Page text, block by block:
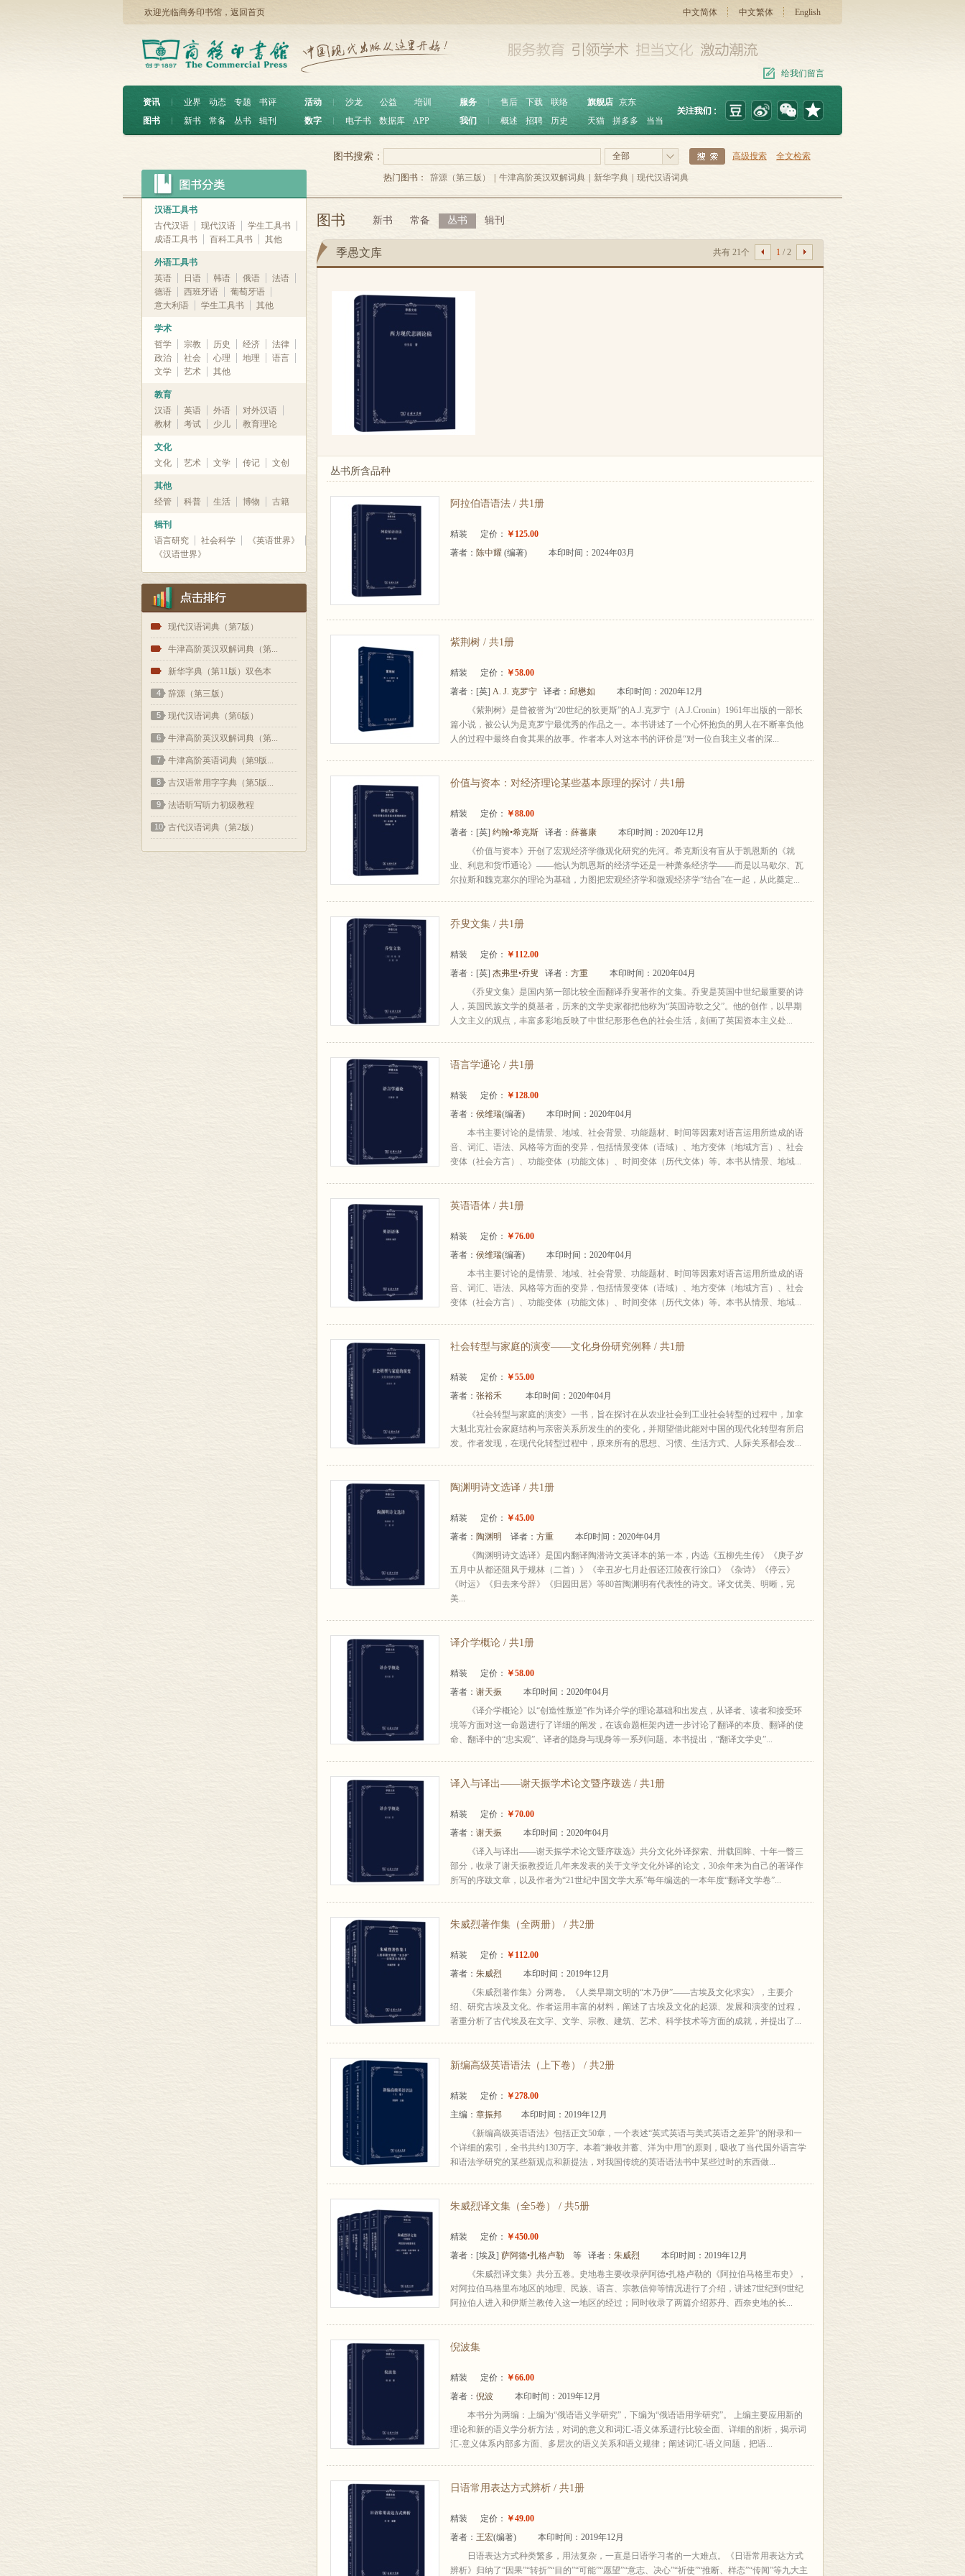
欢迎光临商务印书馆， 返回首页 中文简体 中文繁体 English
给我们留言
资讯 ︱ 业界 动态 专题
书评
图书
︱ 新书 常备 丛书 辑刊
活动 沙龙 公益
培训
数字
电子书 数据库 APP
服务 ︱ 售后 下载
联络
我们
概述 招聘 历史
旗舰店 京东
天猫
拼多多 当当
汉语工具书
古代汉语
现代汉语
学生工具书
成语工具书
百科工具书 其他
外语工具书
英语
日语 韩语 俄语
法语
德语
西班牙语
葡萄牙语
意大利语
学生工具书 其他
学术
哲学
宗教 历史 经济
法律
政治
社会 心理 地理
语言
文学
艺术 其他
教育
汉语
英语 外语
对外汉语
教材
考试 少儿 教育理论
文化
文化
艺术 文学 传记 文创
其他
经管
科普 生活 博物 古籍
辑刊
语言研究
社会科学
《英语世界》
《汉语世界》
1 现代汉语词典（第7版）
2 牛津高阶英汉双解词典（第...
3 新华字典（第11版）双色本
4 辞源（第三版）
5 现代汉语词典（第6版）
6 牛津高阶英汉双解词典（第...
7 牛津高阶英语词典（第9版...
8 古汉语常用字字典（第5版...
9 法语听写听力初级教程
10 古代汉语词典（第2版）
全部 高级搜索 全文检索
图书搜索：
热门图书： 辞源（第三版） 牛津高阶英汉双解词典 新华字典 现代汉语词典
图书 新书 常备 丛书 辑刊
季愚文库 共有 21个 1 / 2
丛书所含品种
阿拉伯语语法 / 共1册
精装 定价： ￥125.00
著者： 陈中耀 (编著) 本印时间：2024年03月
紫荆树 / 共1册
精装 定价： ￥58.00
著者： [英] A. J. 克罗宁 译者： 邱懋如
本印时间：2020年12月
《紫荆树》是曾被誉为“20世纪的狄更斯”的A.J.克罗宁（A.J.Cronin）1961年出版的一部长
篇小说，被公认为是克罗宁最优秀的作品之一。本书讲述了一个心怀抱负的男人在不断辜负他
人的过程中最终自食其果的故事。作者本人对这本书的评价是“对一位自我主义者的深...
价值与资本：对经济理论某些基本原理的探讨 / 共1册
精装 定价： ￥88.00
著者： [英] 约翰•希克斯 译者： 薛蕃康
本印时间：2020年12月
《价值与资本》开创了宏观经济学微观化研究的先河。希克斯没有盲从于凯恩斯的《就
业、利息和货币通论》——他认为凯恩斯的经济学还是一种萧条经济学——而是以马歇尔、瓦
尔拉斯和魏克塞尔的理论为基础，力图把宏观经济学和微观经济学“结合”在一起，从此奠定...
乔叟文集 / 共1册
精装 定价： ￥112.00
著者： [英] 杰弗里•乔叟 译者： 方重
本印时间：2020年04月
《乔叟文集》是国内第一部比较全面翻译乔叟著作的文集。乔叟是英国中世纪最重要的诗
人，英国民族文学的奠基者，历来的文学史家都把他称为“英国诗歌之父”。他的创作，以早期
人文主义的观点，丰富多彩地反映了中世纪形形色色的社会生活，刻画了英国资本主义处...
语言学通论 / 共1册
精装 定价： ￥128.00
著者： 侯维瑞(编著)
本印时间：2020年04月
本书主要讨论的是情景、地域、社会背景、功能题材、时间等因素对语言运用所造成的语
音、词汇、语法、风格等方面的变异，包括情景变体（语域）、地方变体（地域方言）、社会
变体（社会方言）、功能变体（功能文体）、时间变体（历代文体）等。本书从情景、地域...
英语语体 / 共1册
精装 定价： ￥76.00
著者： 侯维瑞(编著)
本印时间：2020年04月
本书主要讨论的是情景、地域、社会背景、功能题材、时间等因素对语言运用所造成的语
音、词汇、语法、风格等方面的变异，包括情景变体（语域）、地方变体（地域方言）、社会
变体（社会方言）、功能变体（功能文体）、时间变体（历代文体）等。本书从情景、地域...
社会转型与家庭的演变——文化身份研究例释 / 共1册
精装 定价： ￥55.00
著者： 张裕禾
本印时间：2020年04月
《社会转型与家庭的演变》一书，旨在探讨在从农业社会到工业社会转型的过程中，加拿
大魁北克社会家庭结构与亲密关系所发生的的变化，并期望借此能对中国的现代化转型有所启
发。作者发现，在现代化转型过程中，原来所有的思想、习惯、生活方式、人际关系都会发...
陶渊明诗文选译 / 共1册
精装 定价： ￥45.00
著者： 陶渊明 译者： 方重
本印时间：2020年04月
《陶渊明诗文选译》是国内翻译陶潜诗文英译本的第一本，内选《五柳先生传》《庚子岁
五月中从都还阻风于规林（二首）》《辛丑岁七月赴假还江陵夜行涂口》《杂诗》《停云》
《时运》《归去来兮辞》《归园田居》等80首陶渊明有代表性的诗文。译文优美、明晰，完
美...
译介学概论 / 共1册
精装 定价： ￥58.00
著者： 谢天振
本印时间：2020年04月
《译介学概论》以“创造性叛逆”作为译介学的理论基础和出发点，从译者、读者和接受环
境等方面对这一命题进行了详细的阐发，在该命题框架内进一步讨论了翻译的本质、翻译的使
命、翻译中的“忠实观”、译者的隐身与现身等一系列问题。本书提出，“翻译文学史”...
译入与译出——谢天振学术论文暨序跋选 / 共1册
精装 定价： ￥70.00
著者： 谢天振
本印时间：2020年04月
《译入与译出——谢天振学术论文暨序跋选》共分文化外译探索、卅载回眸、十年一瞥三
部分，收录了谢天振教授近几年来发表的关于文学文化外译的论文，30余年来为自己的著译作
所写的序跋文章，以及作者为“21世纪中国文学大系”每年编选的一本年度“翻译文学卷”...
朱威烈著作集（全两册） / 共2册
精装 定价： ￥112.00
著者： 朱威烈
本印时间：2019年12月
《朱威烈著作集》分两卷。《人类早期文明的“木乃伊”——古埃及文化求实》，主要介
绍、研究古埃及文化。作者运用丰富的材料，阐述了古埃及文化的起源、发展和演变的过程，
著重分析了古代埃及在文字、文学、宗教、建筑、艺术、科学技术等方面的成就，并提出了...
新编高级英语语法（上下卷） / 共2册
精装 定价： ￥278.00
主编： 章振邦
本印时间：2019年12月
《新编高级英语语法》包括正文50章，一个表述“英式英语与美式英语之差异”的附录和一
个详细的索引，全书共约130万字。本着“兼收并蓄、洋为中用”的原则，吸收了当代国外语言学
和语法学研究的某些新观点和新提法，对我国传统的英语语法书中某些过时的东西做...
朱威烈译文集（全5卷） / 共5册
精装 定价： ￥450.00
著者： [埃及] 萨阿德•扎格卢勒 等 译者： 朱威烈
本印时间：2019年12月
《朱威烈译文集》共分五卷。史地卷主要收录萨阿德•扎格卢勒的《阿拉伯马格里布史》，
对阿拉伯马格里布地区的地理、民族、语言、宗教信仰等情况进行了介绍，讲述7世纪到9世纪
阿拉伯人进入和伊斯兰教传入这一地区的经过；同时收录了两篇介绍苏丹、西奈史地的长...
倪波集
精装 定价： ￥66.00
著者： 倪波
本印时间：2019年12月
本书分为两编：上编为“俄语语义学研究”，下编为“俄语语用学研究”。 上编主要应用新的
理论和新的语义学分析方法，对词的意义和词汇-语义体系进行比较全面、详细的剖析，揭示词
汇-意义体系内部多方面、多层次的语义关系和语义规律；阐述词汇-语义问题，把语...
日语常用表达方式辨析 / 共1册
精装 定价： ￥49.00
著者： 王宏(编著)
本印时间：2019年12月
日语表达方式种类繁多，用法复杂，一直是日语学习者的一大难点。《日语常用表达方式
辨析》归纳了“因果”“转折”“目的”“可能”“愿望”“意志、决心”“祈使”“推断、样态”“传闻”等九大主